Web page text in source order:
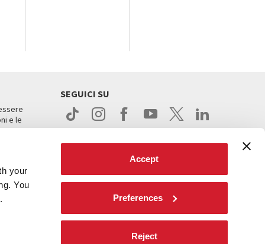
your
You
Accept
Preferences
Reject
e le
SEGUICI SU